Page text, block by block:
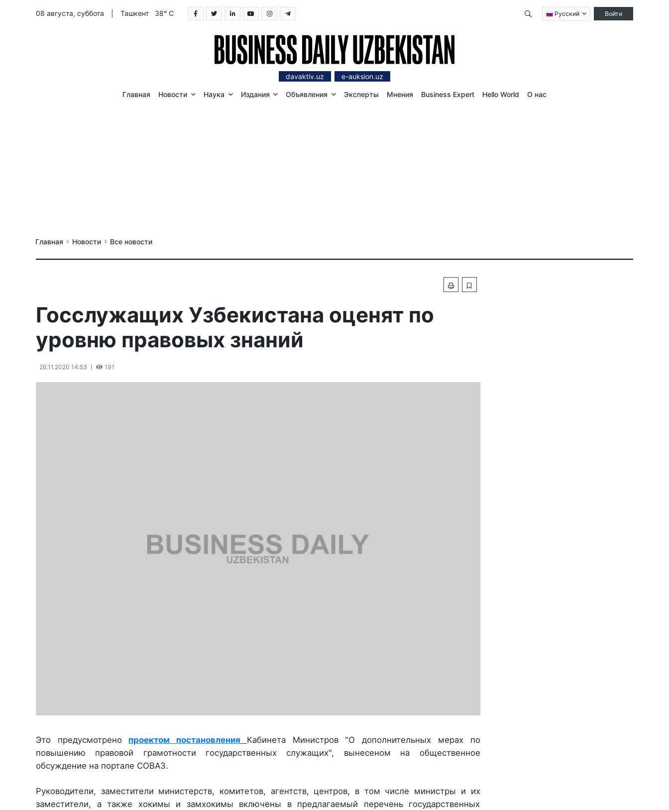
08 августа, суббота Ташкент 38° C Qidirish Русский Войти
davaktiv.uz e-auksion.uz
Главная Новости Наука Издания Объявления Эксперты Мнения Business Expert Hello World О нас
Главная Новости Все новости
Госслужащих Узбекистана оценят по
уровню правовых знаний
26.11.2020 14:53 191
Это предусмотрено проектом постановления
Кабинета Министров "О дополнительных мерах по
повышению правовой грамотности государственных служащих", вынесеном на общественное
обсуждение на портале СОВАЗ.
Руководители, заместители министерств, комитетов, агентств, центров, в том числе министры и их
заместители, а также хокимы и замхокимы включены в предлагаемый перечень государственных